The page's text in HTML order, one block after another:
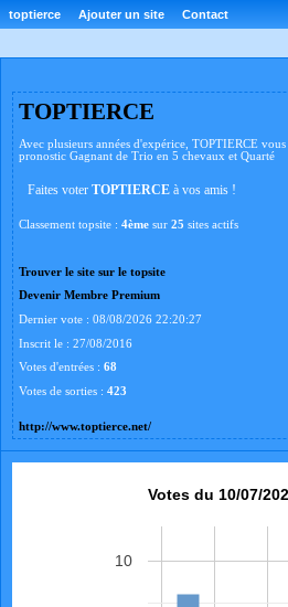
toptierce Ajouter un site Contact
TOPTIERCE
Avec plusieurs années d'expérice, TOPTIERCE
pronostic Gagnant de Trio en 5 chevaux et Quarté
Faites voter TOPTIERCE à vos amis !
Classement topsite : 4ème sur 25 sites actifs
Trouver le site sur le topsite
Devenir Membre Premium
Dernier vote : 08/08/2026 22:20:27
Inscrit le : 27/08/2016
Votes d'entrées : 68
Votes de sorties : 423
http://www.toptierce.net/
Votes du 10/07/
10